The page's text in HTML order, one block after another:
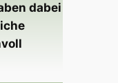
dabei